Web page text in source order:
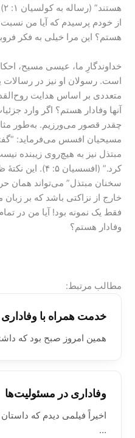
از خودم پرسیدم که آیا من
هستم؟ این مرا خیلی به فکر
خداوندگارِ ما، عیسی مسیح،
است. رسولان او نیز در رسالات
متعددی بر اساس هدایت
آنها وفادار هستم؟ اگر وارد
چقدر قصور می‌ورزيم. به‌طور
مسیحیان افسس می‌فرماید:
مبتذل نیز به هیچ‌روی زیبنده
کرد.” (افسسيان
سخنان مبتذل” می‌تواند همان
خارج از نزاکتی باشد که بر زبان
فقط یک نمونه بود! آیا من در
وفادار هستم؟
:مطالب مرتبط
خدمت همراه با وفاداری
همین امروز صبح بود که
وفاداری در مسئولیت‌ها
اخيراً فیلمی دیدم که
…